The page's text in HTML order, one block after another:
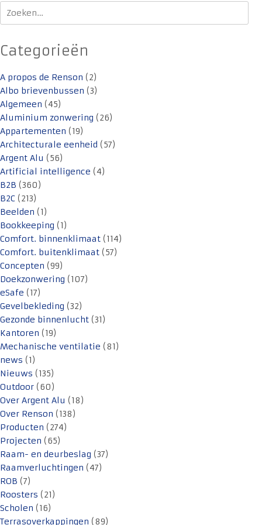
Zoeken
naar:
Categorieën
A propos de Renson (2)
Albo brievenbussen (3)
Algemeen (45)
Aluminium zonwering (26)
Appartementen (19)
Architecturale eenheid (57)
Argent Alu (56)
Artificial intelligence (4)
B2B (360)
B2C (213)
Beelden (1)
Bookkeeping (1)
Comfort. binnenklimaat (114)
Comfort. buitenklimaat (57)
Concepten (99)
Doekzonwering (107)
eSafe (17)
Gevelbekleding (32)
Gezonde binnenlucht (31)
Kantoren (19)
Mechanische ventilatie (81)
news (1)
Nieuws (135)
Outdoor (60)
Over Argent Alu (18)
Over Renson (138)
Producten (274)
Projecten (65)
Raam- en deurbeslag (37)
Raamverluchtingen (47)
ROB (7)
Roosters (21)
Scholen (16)
Terrasoverkappingen (89)